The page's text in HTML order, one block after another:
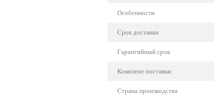
Особенности
Срок доставки
Гарантийный срок
Комплект поставки:
Страна производства